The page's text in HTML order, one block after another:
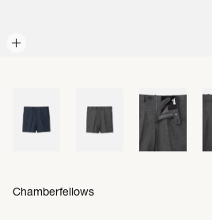
Chamberfellows